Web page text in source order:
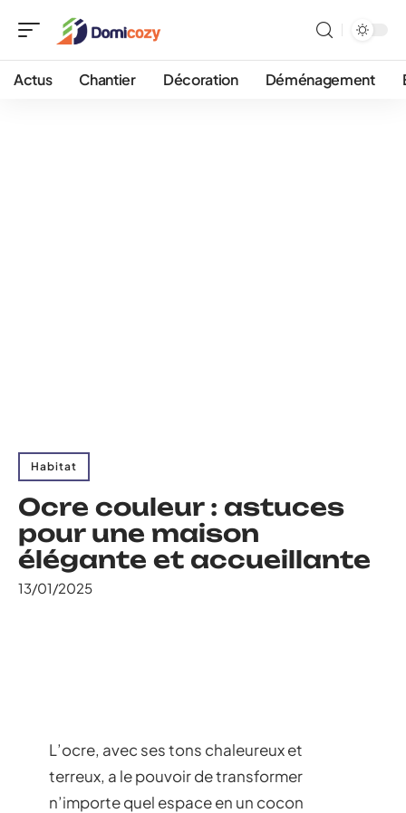
Actus Chantier Décoration Déménagement
Habitat
Ocre couleur : astuces
pour une maison
élégante et accueillante
13/01/2025
L’ocre, avec ses tons chaleureux et
terreux, a le pouvoir de transformer
n’importe quel espace en un cocon